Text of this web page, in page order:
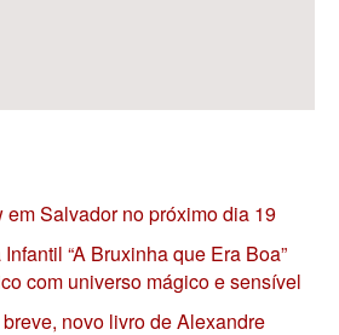
em Salvador no próximo dia 19
“A Bruxinha que Era Boa”
com universo mágico e sensível
novo livro de Alexandre